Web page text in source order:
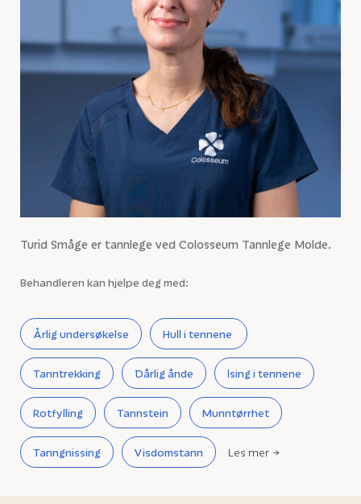
Turid Småge er tannlege ved Colosseum Tannlege Molde.
Behandleren kan hjelpe deg med:
Årlig undersøkelse Hull i tennene
Tanntrekking Dårlig ånde Ising i tennene
Rotfylling Tannstein Munntørrhet
Tanngnissing Visdomstann Les mer